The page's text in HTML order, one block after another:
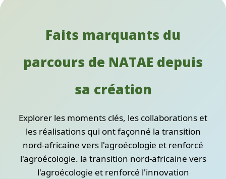
Faits marquants du
parcours de NATAE depuis
sa création
Explorer les moments clés, les collaborations et
les réalisations qui ont façonné la transition
nord-africaine vers l'agroécologie et renforcé
l'agroécologie. la transition nord-africaine vers
l'agroécologie et renforcé l'innovation